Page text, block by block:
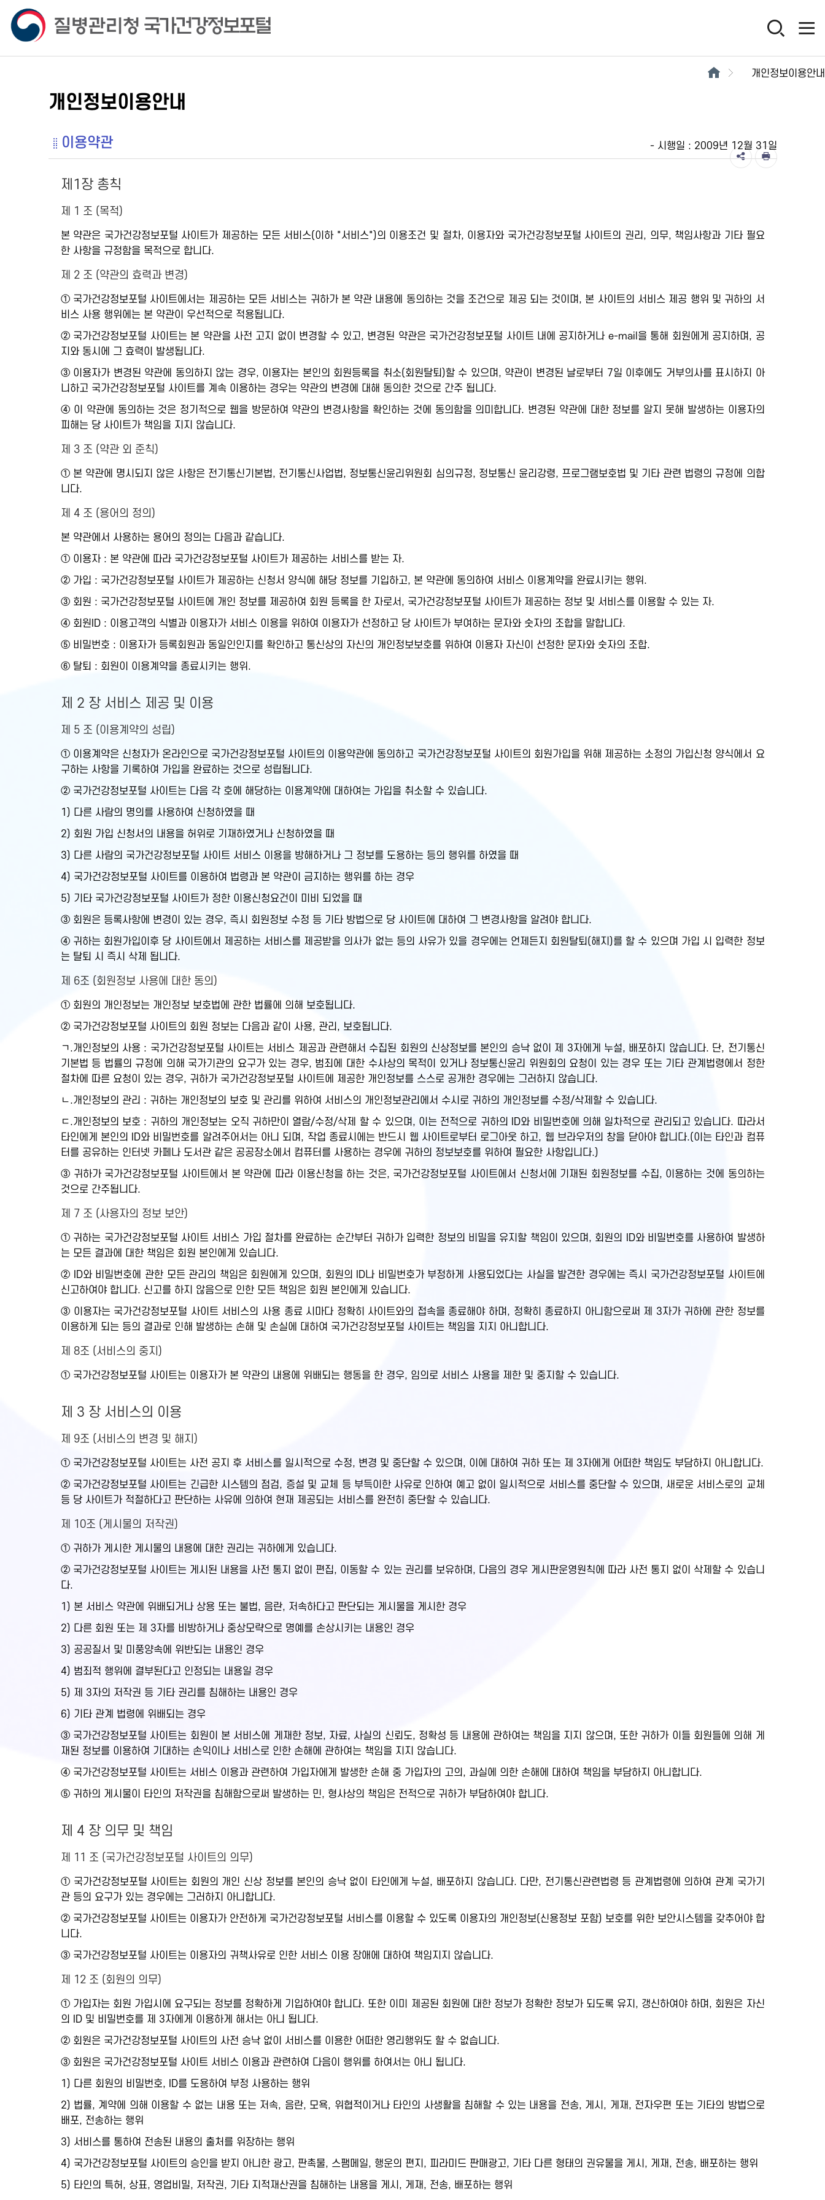
개인정보이용안내
개인정보이용안내
- 시행일 : 2009년 12월 31일
이용약관
제1장 총칙
제 1 조 (목적)
본 약관은 국가건강정보포털 사이트가 제공하는 모든 서비스(이하 "서비스")의 이용조건 및 절차, 이용자와 국가건강정보포털 사이트의 권리, 의무, 책임사항과 기타 필요
한 사항을 규정함을 목적으로 합니다.
제 2 조 (약관의 효력과 변경)
① 국가건강정보포털 사이트에서는 제공하는 모든 서비스는 귀하가 본 약관 내용에 동의하는 것을 조건으로 제공 되는 것이며, 본 사이트의 서비스 제공 행위 및 귀하의 서
비스 사용 행위에는 본 약관이 우선적으로 적용됩니다.
② 국가건강정보포털 사이트는 본 약관을 사전 고지 없이 변경할 수 있고, 변경된 약관은 국가건강정보포털 사이트 내에 공지하거나 e-mail을 통해 회원에게 공지하며, 공
지와 동시에 그 효력이 발생됩니다.
③ 이용자가 변경된 약관에 동의하지 않는 경우, 이용자는 본인의 회원등록을 취소(회원탈퇴)할 수 있으며, 약관이 변경된 날로부터 7일 이후에도 거부의사를 표시하지 아
니하고 국가건강정보포털 사이트를 계속 이용하는 경우는 약관의 변경에 대해 동의한 것으로 간주 됩니다.
④ 이 약관에 동의하는 것은 정기적으로 웹을 방문하여 약관의 변경사항을 확인하는 것에 동의함을 의미합니다. 변경된 약관에 대한 정보를 알지 못해 발생하는 이용자의
피해는 당 사이트가 책임을 지지 않습니다.
제 3 조 (약관 외 준칙)
① 본 약관에 명시되지 않은 사항은 전기통신기본법, 전기통신사업법, 정보통신윤리위원회 심의규정, 정보통신 윤리강령, 프로그램보호법 및 기타 관련 법령의 규정에 의합
니다.
제 4 조 (용어의 정의)
본 약관에서 사용하는 용어의 정의는 다음과 같습니다.
① 이용자 : 본 약관에 따라 국가건강정보포털 사이트가 제공하는 서비스를 받는 자.
② 가입 : 국가건강정보포털 사이트가 제공하는 신청서 양식에 해당 정보를 기입하고, 본 약관에 동의하여 서비스 이용계약을 완료시키는 행위.
③ 회원 : 국가건강정보포털 사이트에 개인 정보를 제공하여 회원 등록을 한 자로서, 국가건강정보포털 사이트가 제공하는 정보 및 서비스를 이용할 수 있는 자.
④ 회원ID : 이용고객의 식별과 이용자가 서비스 이용을 위하여 이용자가 선정하고 당 사이트가 부여하는 문자와 숫자의 조합을 말합니다.
⑤ 비밀번호 : 이용자가 등록회원과 동일인인지를 확인하고 통신상의 자신의 개인정보보호를 위하여 이용자 자신이 선정한 문자와 숫자의 조합.
⑥ 탈퇴 : 회원이 이용계약을 종료시키는 행위.
제 2 장 서비스 제공 및 이용
제 5 조 (이용계약의 성립)
① 이용계약은 신청자가 온라인으로 국가건강정보포털 사이트의 이용약관에 동의하고 국가건강정보포털 사이트의 회원가입을 위해 제공하는 소정의 가입신청 양식에서 요
구하는 사항을 기록하여 가입을 완료하는 것으로 성립됩니다.
② 국가건강정보포털 사이트는 다음 각 호에 해당하는 이용계약에 대하여는 가입을 취소할 수 있습니다.
1) 다른 사람의 명의를 사용하여 신청하였을 때
2) 회원 가입 신청서의 내용을 허위로 기재하였거나 신청하였을 때
3) 다른 사람의 국가건강정보포털 사이트 서비스 이용을 방해하거나 그 정보를 도용하는 등의 행위를 하였을 때
4) 국가건강정보포털 사이트를 이용하여 법령과 본 약관이 금지하는 행위를 하는 경우
5) 기타 국가건강정보포털 사이트가 정한 이용신청요건이 미비 되었을 때
③ 회원은 등록사항에 변경이 있는 경우, 즉시 회원정보 수정 등 기타 방법으로 당 사이트에 대하여 그 변경사항을 알려야 합니다.
④ 귀하는 회원가입이후 당 사이트에서 제공하는 서비스를 제공받을 의사가 없는 등의 사유가 있을 경우에는 언제든지 회원탈퇴(해지)를 할 수 있으며 가입 시 입력한 정보
는 탈퇴 시 즉시 삭제 됩니다.
제 6조 (회원정보 사용에 대한 동의)
① 회원의 개인정보는 개인정보 보호법에 관한 법률에 의해 보호됩니다.
② 국가건강정보포털 사이트의 회원 정보는 다음과 같이 사용, 관리, 보호됩니다.
ㄱ.개인정보의 사용 : 국가건강정보포털 사이트는 서비스 제공과 관련해서 수집된 회원의 신상정보를 본인의 승낙 없이 제 3자에게 누설, 배포하지 않습니다. 단, 전기통신
기본법 등 법률의 규정에 의해 국가기관의 요구가 있는 경우, 범죄에 대한 수사상의 목적이 있거나 정보통신윤리 위원회의 요청이 있는 경우 또는 기타 관계법령에서 정한
절차에 따른 요청이 있는 경우, 귀하가 국가건강정보포털 사이트에 제공한 개인정보를 스스로 공개한 경우에는 그러하지 않습니다.
ㄴ.개인정보의 관리 : 귀하는 개인정보의 보호 및 관리를 위하여 서비스의 개인정보관리에서 수시로 귀하의 개인정보를 수정/삭제할 수 있습니다.
ㄷ.개인정보의 보호 : 귀하의 개인정보는 오직 귀하만이 열람/수정/삭제 할 수 있으며, 이는 전적으로 귀하의 ID와 비밀번호에 의해 일차적으로 관리되고 있습니다. 따라서
타인에게 본인의 ID와 비밀번호를 알려주어서는 아니 되며, 작업 종료시에는 반드시 웹 사이트로부터 로그아웃 하고, 웹 브라우저의 창을 닫아야 합니다.(이는 타인과 컴퓨
터를 공유하는 인터넷 카페나 도서관 같은 공공장소에서 컴퓨터를 사용하는 경우에 귀하의 정보보호를 위하여 필요한 사항입니다.)
③ 귀하가 국가건강정보포털 사이트에서 본 약관에 따라 이용신청을 하는 것은, 국가건강정보포털 사이트에서 신청서에 기재된 회원정보를 수집, 이용하는 것에 동의하는
것으로 간주됩니다.
제 7 조 (사용자의 정보 보안)
① 귀하는 국가건강정보포털 사이트 서비스 가입 절차를 완료하는 순간부터 귀하가 입력한 정보의 비밀을 유지할 책임이 있으며, 회원의 ID와 비밀번호를 사용하여 발생하
는 모든 결과에 대한 책임은 회원 본인에게 있습니다.
② ID와 비밀번호에 관한 모든 관리의 책임은 회원에게 있으며, 회원의 ID나 비밀번호가 부정하게 사용되었다는 사실을 발견한 경우에는 즉시 국가건강정보포털 사이트에
신고하여야 합니다. 신고를 하지 않음으로 인한 모든 책임은 회원 본인에게 있습니다.
③ 이용자는 국가건강정보포털 사이트 서비스의 사용 종료 시마다 정확히 사이트와의 접속을 종료해야 하며, 정확히 종료하지 아니함으로써 제 3자가 귀하에 관한 정보를
이용하게 되는 등의 결과로 인해 발생하는 손해 및 손실에 대하여 국가건강정보포털 사이트는 책임을 지지 아니합니다.
제 8조 (서비스의 중지)
① 국가건강정보포털 사이트는 이용자가 본 약관의 내용에 위배되는 행동을 한 경우, 임의로 서비스 사용을 제한 및 중지할 수 있습니다.
제 3 장 서비스의 이용
제 9조 (서비스의 변경 및 해지)
① 국가건강정보포털 사이트는 사전 공지 후 서비스를 일시적으로 수정, 변경 및 중단할 수 있으며, 이에 대하여 귀하 또는 제 3자에게 어떠한 책임도 부담하지 아니합니다.
② 국가건강정보포털 사이트는 긴급한 시스템의 점검, 증설 및 교체 등 부득이한 사유로 인하여 예고 없이 일시적으로 서비스를 중단할 수 있으며, 새로운 서비스로의 교체
등 당 사이트가 적절하다고 판단하는 사유에 의하여 현재 제공되는 서비스를 완전히 중단할 수 있습니다.
제 10조 (게시물의 저작권)
① 귀하가 게시한 게시물의 내용에 대한 권리는 귀하에게 있습니다.
② 국가건강정보포털 사이트는 게시된 내용을 사전 통지 없이 편집, 이동할 수 있는 권리를 보유하며, 다음의 경우 게시판운영원칙에 따라 사전 통지 없이 삭제할 수 있습니
다.
1) 본 서비스 약관에 위배되거나 상용 또는 불법, 음란, 저속하다고 판단되는 게시물을 게시한 경우
2) 다른 회원 또는 제 3자를 비방하거나 중상모략으로 명예를 손상시키는 내용인 경우
3) 공공질서 및 미풍양속에 위반되는 내용인 경우
4) 범죄적 행위에 결부된다고 인정되는 내용일 경우
5) 제 3자의 저작권 등 기타 권리를 침해하는 내용인 경우
6) 기타 관계 법령에 위배되는 경우
③ 국가건강정보포털 사이트는 회원이 본 서비스에 게재한 정보, 자료, 사실의 신뢰도, 정확성 등 내용에 관하여는 책임을 지지 않으며, 또한 귀하가 이들 회원들에 의해 게
재된 정보를 이용하여 기대하는 손익이나 서비스로 인한 손해에 관하여는 책임을 지지 않습니다.
④ 국가건강정보포털 사이트는 서비스 이용과 관련하여 가입자에게 발생한 손해 중 가입자의 고의, 과실에 의한 손해에 대하여 책임을 부담하지 아니합니다.
⑤ 귀하의 게시물이 타인의 저작권을 침해함으로써 발생하는 민, 형사상의 책임은 전적으로 귀하가 부담하여야 합니다.
제 4 장 의무 및 책임
제 11 조 (국가건강정보포털 사이트의 의무)
① 국가건강정보포털 사이트는 회원의 개인 신상 정보를 본인의 승낙 없이 타인에게 누설, 배포하지 않습니다. 다만, 전기통신관련법령 등 관계법령에 의하여 관계 국가기
관 등의 요구가 있는 경우에는 그러하지 아니합니다.
② 국가건강정보포털 사이트는 이용자가 안전하게 국가건강정보포털 서비스를 이용할 수 있도록 이용자의 개인정보(신용정보 포함) 보호를 위한 보안시스템을 갖추어야 합
니다.
③ 국가건강정보포털 사이트는 이용자의 귀책사유로 인한 서비스 이용 장애에 대하여 책임지지 않습니다.
제 12 조 (회원의 의무)
① 가입자는 회원 가입시에 요구되는 정보를 정확하게 기입하여야 합니다. 또한 이미 제공된 회원에 대한 정보가 정확한 정보가 되도록 유지, 갱신하여야 하며, 회원은 자신
의 ID 및 비밀번호를 제 3자에게 이용하게 해서는 아니 됩니다.
② 회원은 국가건강정보포털 사이트의 사전 승낙 없이 서비스를 이용한 어떠한 영리행위도 할 수 없습니다.
③ 회원은 국가건강정보포털 사이트 서비스 이용과 관련하여 다음이 행위를 하여서는 아니 됩니다.
1) 다른 회원의 비밀번호, ID를 도용하여 부정 사용하는 행위
2) 법률, 계약에 의해 이용할 수 없는 내용 또는 저속, 음란, 모욕, 위협적이거나 타인의 사생활을 침해할 수 있는 내용을 전송, 게시, 게재, 전자우편 또는 기타의 방법으로
배포, 전송하는 행위
3) 서비스를 통하여 전송된 내용의 출처를 위장하는 행위
4) 국가건강정보포털 사이트의 승인을 받지 아니한 광고, 판촉물, 스팸메일, 행운의 편지, 피라미드 판매광고, 기타 다른 형태의 권유물을 게시, 게재, 전송, 배포하는 행위
5) 타인의 특허, 상표, 영업비밀, 저작권, 기타 지적재산권을 침해하는 내용을 게시, 게재, 전송, 배포하는 행위